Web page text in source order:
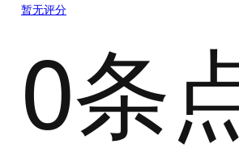
暂无评分
0条